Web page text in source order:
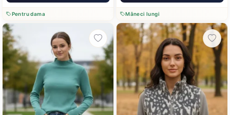
Pentru dama Mâneci lungi